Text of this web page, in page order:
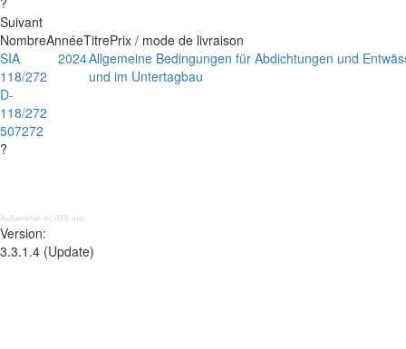
Suivant
NombreAnnéeTitrePrix / mode de livraison
SIA
118/272
D-
118/272
507272
?
2024Allgemeine Bedingungen für Abdichtungen und
und im Untertagbau
Aufbereitet in: 885 ms;
Version:
3.3.1.4 (Update)